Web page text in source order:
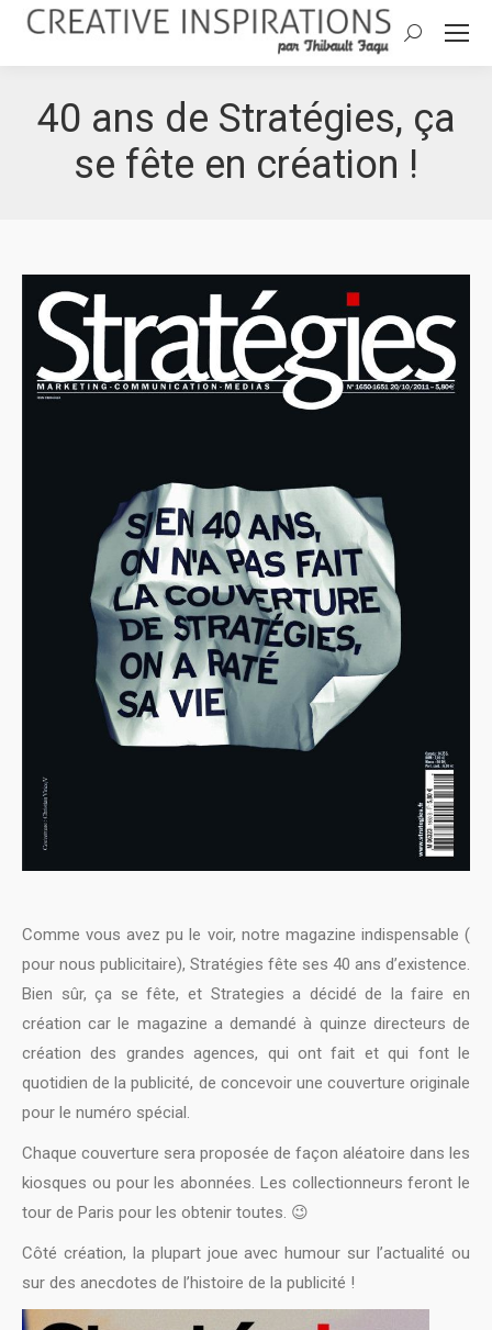
Search:
40 ans de Stratégies, ça
se fête en création !
Comme vous avez pu le voir, notre magazine indispensable (
pour nous publicitaire), Stratégies fête ses 40 ans d’existence.
Bien sûr, ça se fête, et Strategies a décidé de la faire en
création car le magazine a demandé à quinze directeurs de
création des grandes agences, qui ont fait et qui font le
quotidien de la publicité, de concevoir une couverture originale
pour le numéro spécial.
Chaque couverture sera proposée de façon aléatoire dans les
kiosques ou pour les abonnées. Les collectionneurs feront le
tour de Paris pour les obtenir toutes. 😉
Côté création, la plupart joue avec humour sur l’actualité ou
sur des anecdotes de l’histoire de la publicité !